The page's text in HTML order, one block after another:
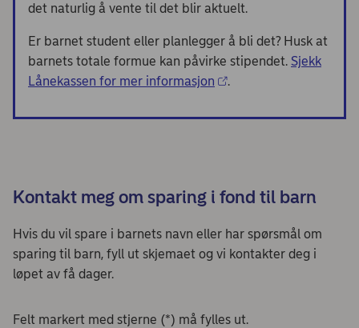
det naturlig å vente til det blir aktuelt.
Er barnet student eller planlegger å bli det? Husk at
barnets totale formue kan påvirke stipendet. Sjekk
Lånekassen for mer informasjon
.
⁠Kontakt meg om sparing i fond til barn
Hvis du vil spare i barnets navn eller har spørsmål om
sparing til barn, fyll ut skjemaet og vi kontakter deg i
løpet av få dager.
Felt markert med stjerne (*) må fylles ut.